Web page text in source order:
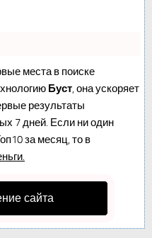
места в поиске
Буст, она ускоряет
результаты
7 дней. Если ни один
за месяц, то в
сайта